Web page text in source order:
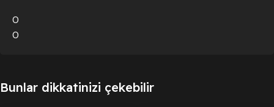
0
0
Bunlar dikkatinizi çekebilir